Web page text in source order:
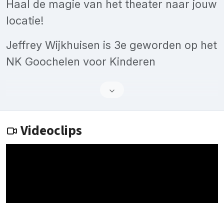
Haal de magie van het theater naar jouw
locatie!
Jeffrey Wijkhuisen is 3e geworden op het
NK Goochelen voor Kinderen
Videoclips